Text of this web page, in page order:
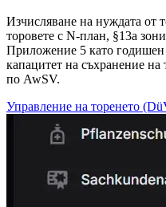
Изчисляване на нуждата от
торовете с N-план, §13a
Приложение 5 като годишен
капацитет на съхранение
по AwSV.
Управление на торенето